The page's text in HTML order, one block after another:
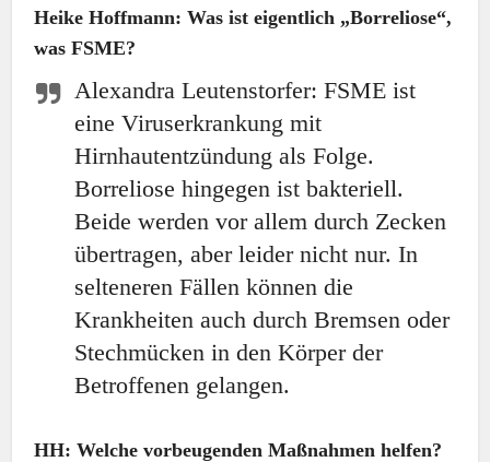
Heike Hoffmann: Was ist eigentlich „Borreliose“,
was FSME?
Alexandra Leutenstorfer: FSME ist
eine Viruserkrankung mit
Hirnhautentzündung als Folge.
Borreliose hingegen ist bakteriell.
Beide werden vor allem durch Zecken
übertragen, aber leider nicht nur. In
selteneren Fällen können die
Krankheiten auch durch Bremsen oder
Stechmücken in den Körper der
Betroffenen gelangen.
HH: Welche vorbeugenden Maßnahmen helfen?